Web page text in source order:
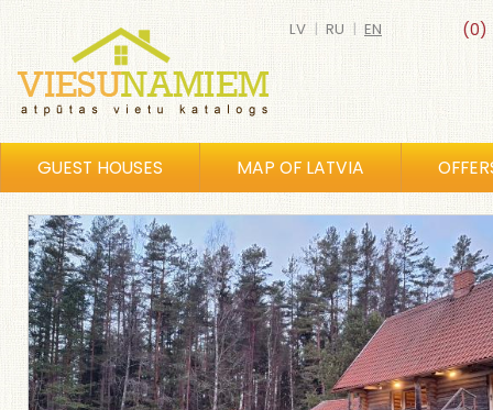
(0)
LV | RU | EN
GUEST HOUSES MAP OF LATVIA